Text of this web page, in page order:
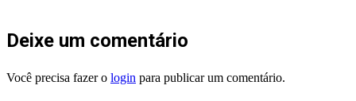
Deixe um comentário
Você precisa fazer o login para publicar um comentário.